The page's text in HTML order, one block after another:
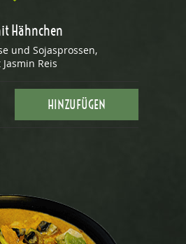
Hähnchen
und Sojasprossen,
Reis
HINZUFÜGEN